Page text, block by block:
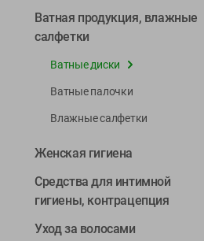
Ватная продукция, влажные
салфетки
Ватные диски
Ватные палочки
Влажные салфетки
Женская гигиена
Средства для интимной
гигиены, контрацепция
Уход за волосами